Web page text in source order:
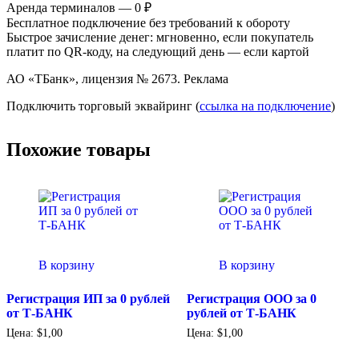
Аренда терминалов — 0 ₽
Бесплатное подключение без требований к обороту
Быстрое зачисление денег: мгновенно, если покупатель
платит по QR-коду, на следующий день — если картой
АО «ТБанк», лицензия № 2673. Реклама
Подключить торговый эквайринг (ссылка на подключение)
Похожие товары
В корзину
Регистрация ИП за 0 рублей
от Т-БАНК
Цена: $1,00
В корзину
Регистрация ООО за 0
рублей от Т-БАНК
Цена: $1,00